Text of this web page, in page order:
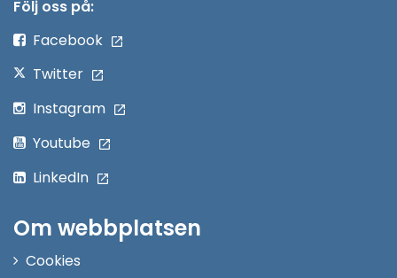
Följ oss på:
Facebook
Twitter
Instagram
Youtube
LinkedIn
Om webbplatsen
Cookies